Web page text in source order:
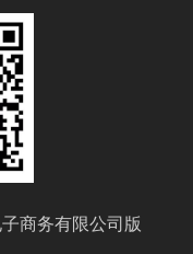
商务有限公司版